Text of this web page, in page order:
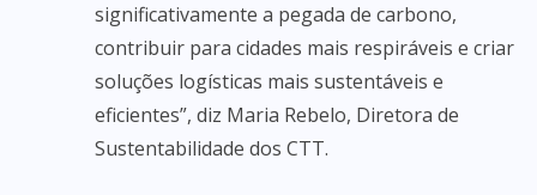
significativamente a pegada de carbono,
contribuir para cidades mais respiráveis e criar
soluções logísticas mais sustentáveis e
eficientes”, diz Maria Rebelo, Diretora de
Sustentabilidade dos CTT.